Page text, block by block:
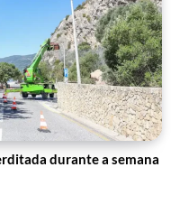
durante a semana